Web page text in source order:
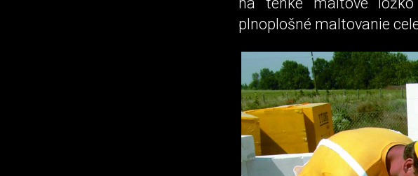
plnoplošné maltovanie